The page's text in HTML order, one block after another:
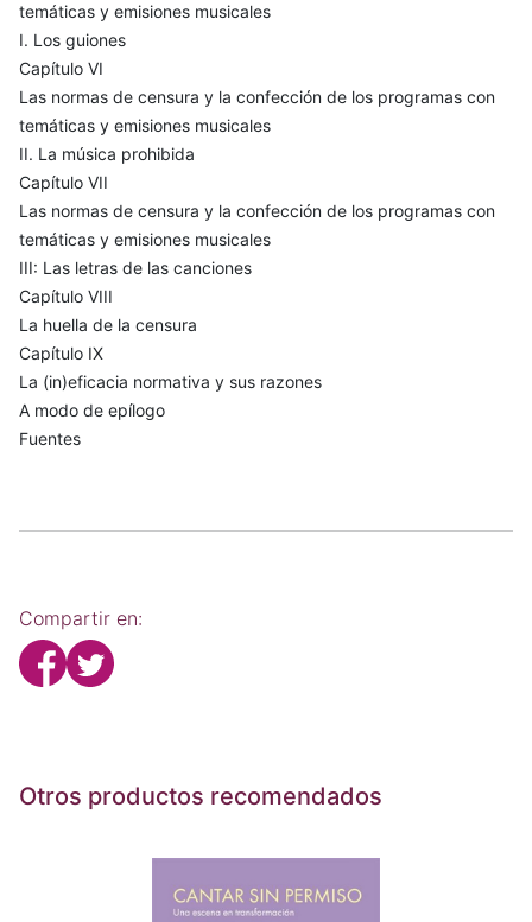
temáticas y emisiones musicales
I. Los guiones
Capítulo VI
Las normas de censura y la confección de los programas con
temáticas y emisiones musicales
II. La música prohibida
Capítulo VII
Las normas de censura y la confección de los programas con
temáticas y emisiones musicales
III: Las letras de las canciones
Capítulo VIII
La huella de la censura
Capítulo IX
La (in)eficacia normativa y sus razones
A modo de epílogo
Fuentes
Compartir en:
Otros productos recomendados